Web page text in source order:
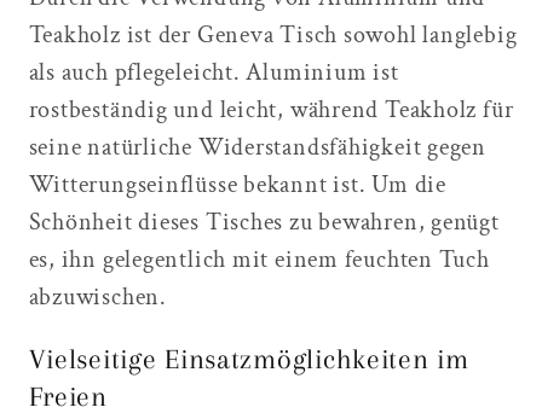
Teakholz ist der Geneva Tisch sowohl langlebig
als auch pflegeleicht. Aluminium ist
rostbeständig und leicht, während Teakholz für
seine natürliche Widerstandsfähigkeit gegen
Witterungseinflüsse bekannt ist. Um die
Schönheit dieses Tisches zu bewahren, genügt
es, ihn gelegentlich mit einem feuchten Tuch
abzuwischen.
Vielseitige Einsatzmöglichkeiten im
Freien